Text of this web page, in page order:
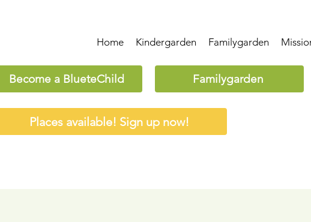
Home Kindergarden Familygarden
Become a BlueteChild Familygarden
Places available! Sign up now!